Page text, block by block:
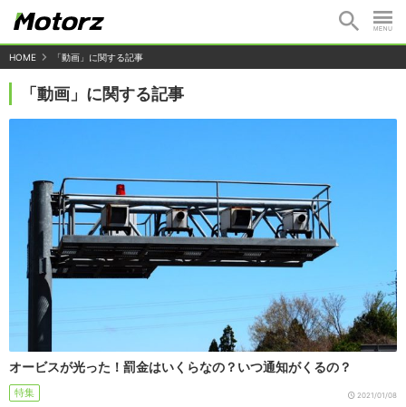
HOME 「動画」に関する記事
「動画」に関する記事
オービスが光った！罰金はいくらなの？いつ通知がくるの？
特集 2021/01/08